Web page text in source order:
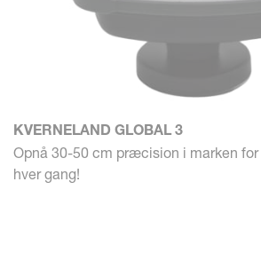
KVERNELAND GLOBAL 3
Opnå 30-50 cm præcision i marken
hver gang!